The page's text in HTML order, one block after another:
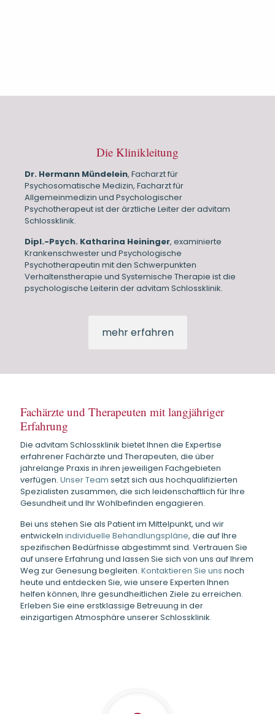
Die Klinikleitung
Dr. Hermann Mündelein, Facharzt für
Psychosomatische Medizin, Facharzt für
Allgemeinmedizin und Psychologischer
Psychotherapeut ist der ärztliche Leiter der advitam
Schlossklinik.
Dipl.-Psych. Katharina Heininger, examinierte
Krankenschwester und Psychologische
Psychotherapeutin mit den Schwerpunkten
Verhaltenstherapie und Systemische Therapie ist die
psychologische Leiterin der advitam Schlossklinik.
mehr erfahren
Fachärzte und Therapeuten mit langjähriger
Erfahrung
Die advitam Schlossklinik bietet Ihnen die Expertise
erfahrener Fachärzte und Therapeuten, die über
jahrelange Praxis in ihren jeweiligen Fachgebieten
verfügen. Unser Team setzt sich aus hochqualifizierten
Spezialisten zusammen, die sich leidenschaftlich für Ihre
Gesundheit und Ihr Wohlbefinden engagieren.
Bei uns stehen Sie als Patient im Mittelpunkt, und wir
entwickeln individuelle Behandlungspläne, die auf Ihre
spezifischen Bedürfnisse abgestimmt sind. Vertrauen Sie
auf unsere Erfahrung und lassen Sie sich von uns auf Ihrem
Weg zur Genesung begleiten. Kontaktieren Sie uns noch
heute und entdecken Sie, wie unsere Experten Ihnen
helfen können, Ihre gesundheitlichen Ziele zu erreichen.
Erleben Sie eine erstklassige Betreuung in der
einzigartigen Atmosphäre unserer Schlossklinik.